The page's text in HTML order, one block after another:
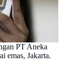
PT Aneka
emas, Jakarta.